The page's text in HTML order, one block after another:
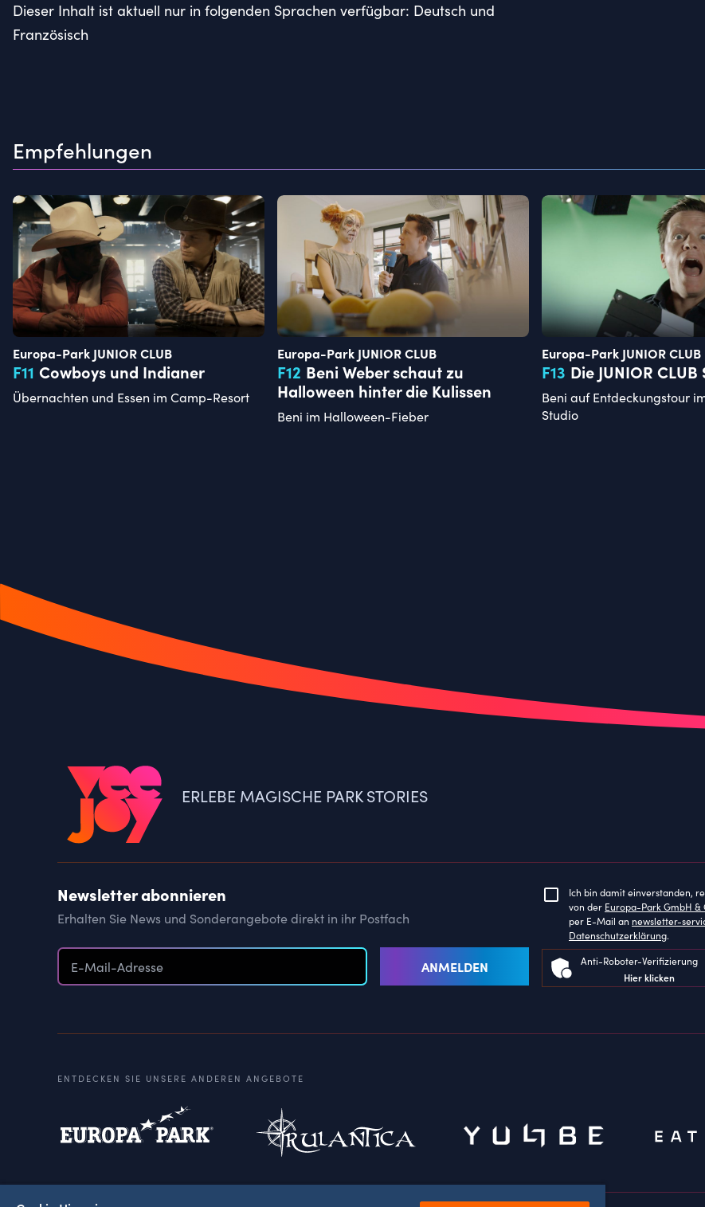
Dieser Inhalt ist aktuell nur in folgenden Sprachen verfügbar: Deutsch und
Französisch
Empfehlungen
Europa-Park JUNIOR CLUB
F11 Cowboys und Indianer
Übernachten und Essen im Camp-Resort
Europa-Park JUNIOR CLUB
F12 Beni Weber schaut zu
Halloween hinter die Kulissen
Beni im Halloween-Fieber
Europa-Park JUNIOR CLUB
F13 Die JUNIOR
Beni auf Entdeckungstour
Studio
ERLEBE MAGISCHE PARK STORIES
Newsletter abonnieren
Erhalten Sie News und Sonderangebote direkt in ihr Postfach
ANMELDEN
Ich bin damit einverstanden,
von der Europa-Park GmbH &
per E-Mail an newsletter-
Datenschutzerklärung.
Anti-Roboter-Verifizierung
Hier klicken
ENTDECKEN SIE UNSERE ANDEREN ANGEBOTE